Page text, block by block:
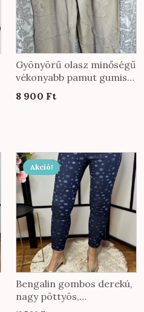
Gyönyörű olasz minőségű
vékonyabb pamut gumis
méretben bézs színben
8 900 Ft
Akció!
Bengalin gombos derekú,
nagy pöttyös,
farmerhatású nadrág
Ennek
a
terméknek
több
variációja
van.
A
változatok
a
termékoldalon
választhatók